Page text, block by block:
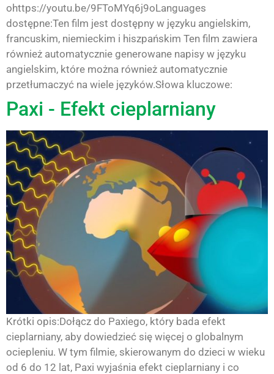
ohttps://youtu.be/9FToMYq6j9oLanguages
dostępne:Ten film jest dostępny w języku angielskim,
francuskim, niemieckim i hiszpańskim Ten film zawiera
również automatycznie generowane napisy w języku
angielskim, które można również automatycznie
przetłumaczyć na wiele języków.Słowa kluczowe:
Paxi - Efekt cieplarniany
Krótki opis:Dołącz do Paxiego, który bada efekt
cieplarniany, aby dowiedzieć się więcej o globalnym
ociepleniu. W tym filmie, skierowanym do dzieci w wieku
od 6 do 12 lat, Paxi wyjaśnia efekt cieplarniany i co